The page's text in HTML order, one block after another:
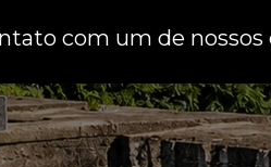
com um de nossos